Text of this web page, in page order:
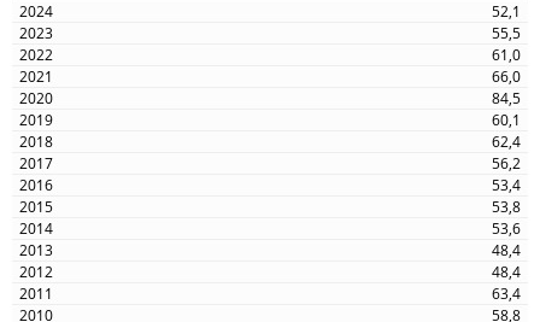
52,1
55,5
61,0
66,0
84,5
60,1
62,4
56,2
53,4
53,8
53,6
48,4
48,4
63,4
58,8